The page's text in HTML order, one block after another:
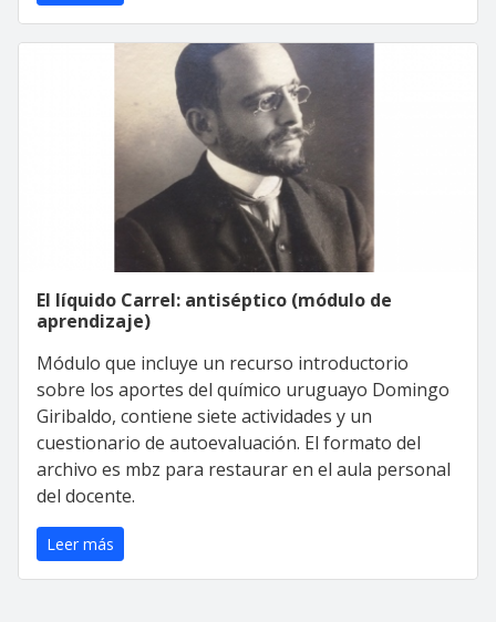
El líquido Carrel: antiséptico (módulo de
aprendizaje)
Módulo que incluye un recurso introductorio
sobre los aportes del químico uruguayo Domingo
Giribaldo, contiene siete actividades y un
cuestionario de autoevaluación. El formato del
archivo es mbz para restaurar en el aula personal
del docente.
Leer más